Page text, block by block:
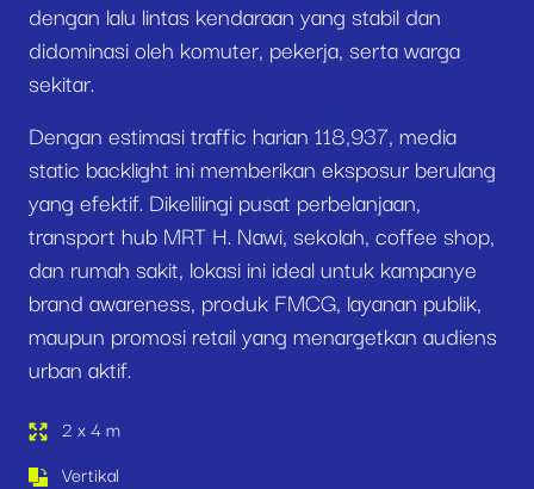
dengan lalu lintas kendaraan yang stabil dan
didominasi oleh komuter, pekerja, serta warga
sekitar.
Dengan estimasi traffic harian 118,937, media
static backlight ini memberikan eksposur berulang
yang efektif. Dikelilingi pusat perbelanjaan,
transport hub MRT H. Nawi, sekolah, coffee shop,
dan rumah sakit, lokasi ini ideal untuk kampanye
brand awareness, produk FMCG, layanan publik,
maupun promosi retail yang menargetkan audiens
urban aktif.
2 x 4 m
Vertikal